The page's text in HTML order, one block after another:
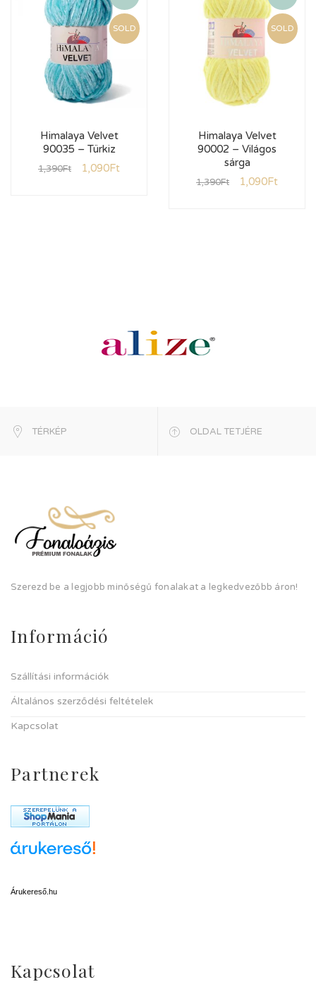
SOLD
Himalaya Velvet
90035 – Türkiz
1,390Ft 1,090Ft
SOLD
Himalaya Velvet
90002 – Világos
sárga
1,390Ft 1,090Ft
TÉRKÉP OLDAL TETJÉRE
Szerezd be a legjobb minőségű fonalakat a legkedvezőbb áron!
Információ
Szállítási információk
Általános szerződési feltételek
Kapcsolat
Partnerek
Árukereső.hu
Kapcsolat